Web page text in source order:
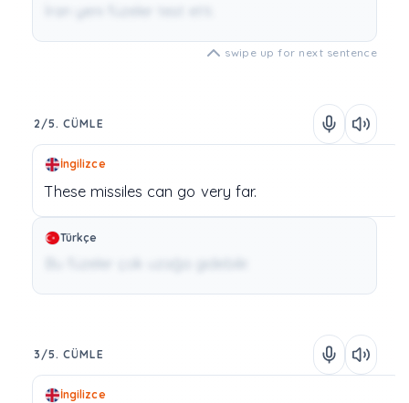
İran yeni füzeler test etti.
swipe up for next sentence
2/5. CÜMLE
İngilizce
These missiles can go very far.
Türkçe
Bu füzeler çok uzağa gidebilir.
3/5. CÜMLE
İngilizce